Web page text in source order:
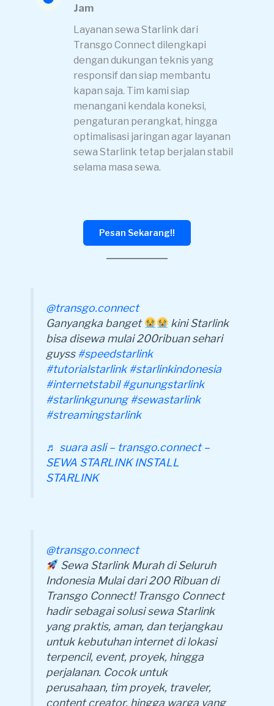
Jam
Layanan sewa Starlink dari
Transgo Connect dilengkapi
dengan dukungan teknis yang
responsif dan siap membantu
kapan saja. Tim kami siap
menangani kendala koneksi,
pengaturan perangkat, hingga
optimalisasi jaringan agar layanan
sewa Starlink tetap berjalan stabil
selama masa sewa.
Pesan Sekarang!!
@transgo.connect
Ganyangka banget
kini Starlink
bisa disewa mulai 200ribuan sehari
guyss#speedstarlink
#tutorialstarlink #starlinkindonesia
#internetstabil #gunungstarlink
#starlinkgunung #sewastarlink
#streamingstarlink
♬ suara asli – transgo.connect –
SEWA STARLINK INSTALL
STARLINK
@transgo.connect
Sewa Starlink Murah di Seluruh
Indonesia Mulai dari 200 Ribuan di
Transgo Connect! Transgo Connect
hadir sebagai solusi sewa Starlink
yang praktis, aman, dan terjangkau
untuk kebutuhan internet di lokasi
terpencil, event, proyek, hingga
perjalanan. Cocok untuk
perusahaan, tim proyek, traveler,
content creator, hingga warga yang